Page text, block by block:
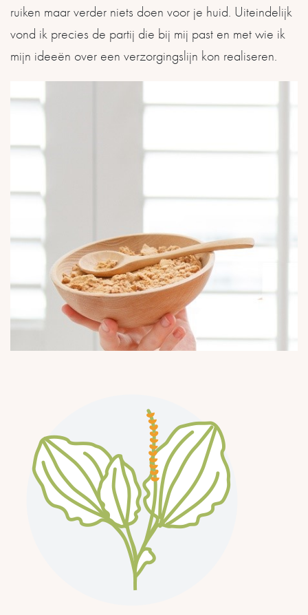
ruiken maar verder niets doen voor je huid. Uiteindelijk
vond ik precies de partij die bij mij past en met wie ik
mijn ideeën over een verzorgingslijn kon realiseren.